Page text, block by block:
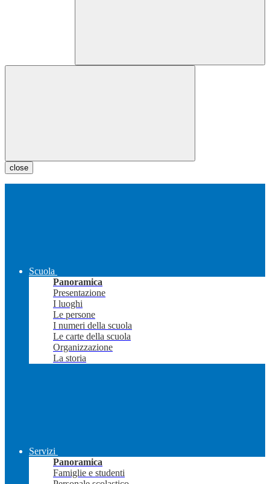
close
Scuola
Panoramica
Presentazione
I luoghi
Le persone
I numeri della scuola
Le carte della scuola
Organizzazione
La storia
Servizi
Panoramica
Famiglie e studenti